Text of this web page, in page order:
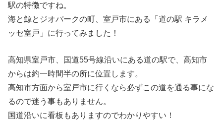
駅の特徴ですね。
海と鯨とジオパークの町、室戸市にある「道の駅 キラメ
ッセ室戸」に行ってみました！
高知県室戸市、国道55号線沿いにある道の駅で、高知市
からは約一時間半の所に位置します。
高知市方面から室戸市に行くなら必ずこの道を通る事にな
るので迷う事もありません。
国道沿いに看板もありますのでわかりやすい！